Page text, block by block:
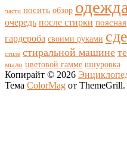
части носить обзор одежда
очередь после стирки поясная
гардероба своими руками
стиле стиральной машине
мыло цветовой гамме шнуровка
Копирайт © 2026
Тема ColorMag от